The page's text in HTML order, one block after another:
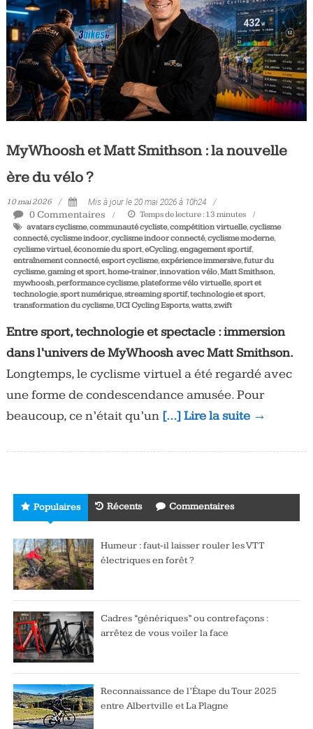
Tous
les
jours,
votre
actualité
vélo
et
MyWhoosh et Matt Smithson : la nouvelle
ère du vélo ?
10 mai 2026 Mis à jour le 20 mai 2026 à 10h24
0 Commentaires Temps de lecture : 13 minutes
avatars cyclisme,communauté cycliste,compétition virtuelle,cyclisme
connecté,cyclisme indoor,cyclisme indoor connecté,cyclisme moderne,
cyclisme virtuel,économie du sport,eCycling,engagement sportif,
entraînement connecté,esport cyclisme,expérience immersive,futur du
cyclisme,gaming et sport,home-trainer,innovation vélo,Matt Smithson,
mywhoosh,performance cyclisme,plateforme vélo virtuelle,sport et
technologie,sport numérique,streaming sportif,technologie et sport,
transformation du cyclisme,UCI Cycling Esports,watts,zwift
Entre sport, technologie et spectacle : immersion
dans l’univers de MyWhoosh avec Matt Smithson.
Longtemps, le cyclisme virtuel a été regardé avec
une forme de condescendance amusée. Pour
beaucoup, ce n’était qu’un […] Lire la suite →
Populaires Récents Commentaires
Humeur : faut-il laisser rouler les VTT
électriques en forêt ?
Cadres “génériques” ou contrefaçons :
arrêtez de vous voiler la face
Reconnaissance de l’Étape du Tour 2025
entre Albertville et La Plagne